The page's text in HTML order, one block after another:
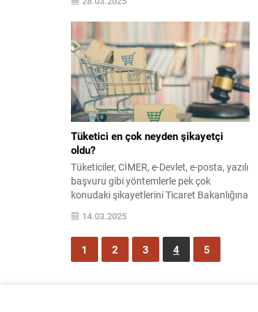
Ticaret Bakanlığı, yaptığı denetimler
sonucunda bir çocuk ...
Tüketici en çok neyden şikayetçi
oldu?
Tüketiciler, CİMER, e-Devlet, e-posta, yazılı
başvuru gibi yöntemlerle pek çok
konudaki şikayetlerini Ticaret Bakanlığına
ulaştırıyor. Bu kapsamda, geçen yıl
Bakanlığa ayıplı mal ve hizmetler,
mesafeli sözleşmeler, ticari reklam ve
haksız ticari ...
14.03.2025
1 2 3 4 5